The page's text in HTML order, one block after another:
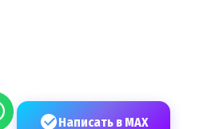
Написать в MAX